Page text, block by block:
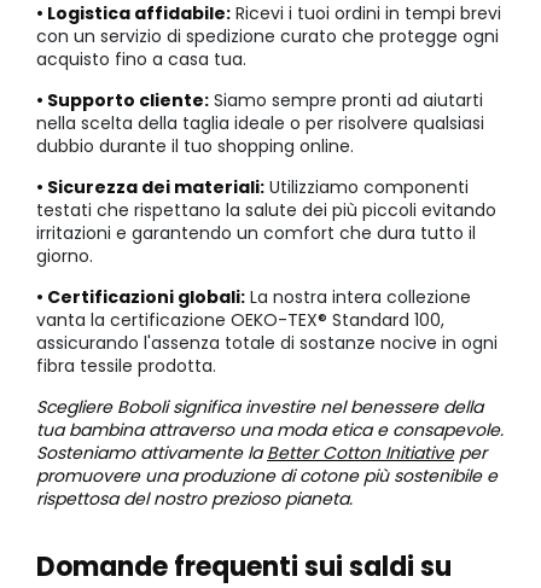
• Logistica affidabile: Ricevi i tuoi ordini in tempi brevi
con un servizio di spedizione curato che protegge ogni
acquisto fino a casa tua.
• Supporto cliente: Siamo sempre pronti ad aiutarti
nella scelta della taglia ideale o per risolvere qualsiasi
dubbio durante il tuo shopping online.
• Sicurezza dei materiali: Utilizziamo componenti
testati che rispettano la salute dei più piccoli evitando
irritazioni e garantendo un comfort che dura tutto il
giorno.
• Certificazioni globali: La nostra intera collezione
vanta la certificazione OEKO-TEX® Standard 100,
assicurando l'assenza totale di sostanze nocive in ogni
fibra tessile prodotta.
Scegliere Boboli significa investire nel benessere della
tua bambina attraverso una moda etica e consapevole.
Sosteniamo attivamente laBetter Cotton Initiativeper
promuovere una produzione di cotone più sostenibile e
rispettosa del nostro prezioso pianeta.
Domande frequenti sui saldi su